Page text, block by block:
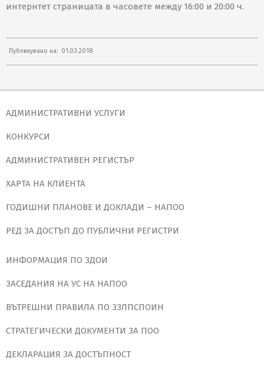
интернтет страницата в часовете между 16:00 и 20:00 ч.
Публикувано на: 01.03.2018
АДМИНИСТРАТИВНИ УСЛУГИ
КОНКУРСИ
АДМИНИСТРАТИВЕН РЕГИСТЪР
ХАРТА НА КЛИЕНТА
ГОДИШНИ ПЛАНОВЕ И ДОКЛАДИ – НАПОО
РЕД ЗА ДОСТЪП ДО ПУБЛИЧНИ РЕГИСТРИ
ИНФОРМАЦИЯ ПО ЗДОИ
ЗАСЕДАНИЯ НА УС НА НАПОО
ВЪТРЕШНИ ПРАВИЛА ПО ЗЗЛПСПОИН
СТРАТЕГИЧЕСКИ ДОКУМЕНТИ ЗА ПОО
ДЕКЛАРАЦИЯ ЗА ДОСТЪПНОСТ